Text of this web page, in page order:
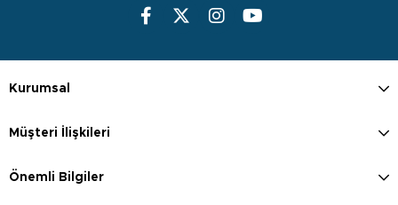
Kurumsal
Müşteri İlişkileri
Önemli Bilgiler